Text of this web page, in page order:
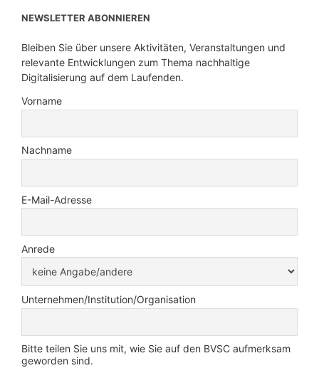
NEWSLETTER ABONNIEREN
Bleiben Sie über unsere Aktivitäten, Veranstaltungen und
relevante Entwicklungen zum Thema nachhaltige
Digitalisierung auf dem Laufenden.
Vorname
Nachname
E-Mail-Adresse
Anrede
Unternehmen/Institution/Organisation
Bitte teilen Sie uns mit, wie Sie auf den BVSC aufmerksam
geworden sind.